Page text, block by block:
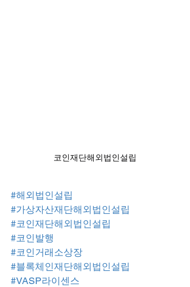
코인재단해외법인설립
#해외법인설립
#가상자산재단해외법인설립
#코인재단해외법인설립
#코인발행
#코인거래소상장
#블록체인재단해외법인설립
#VASP라이센스